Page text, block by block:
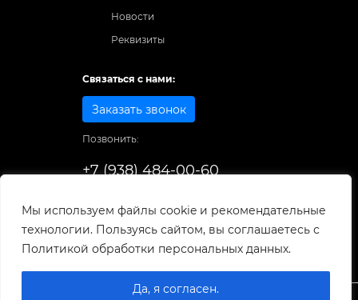
Мы используем файлы cookie и рекомендательные
технологии. Пользуясь сайтом, вы соглашаетесь с
Политикой обработки персональных данных.
Да, я согласен.
Новости
Реквизиты
Связаться с нами:
Заказать звонок
Позвонить:
+7 (938) 484-00-60
© 1998-2025
0